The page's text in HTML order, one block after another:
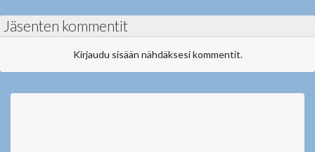
Jäsenten kommentit
Kirjaudu sisään nähdäksesi kommentit.